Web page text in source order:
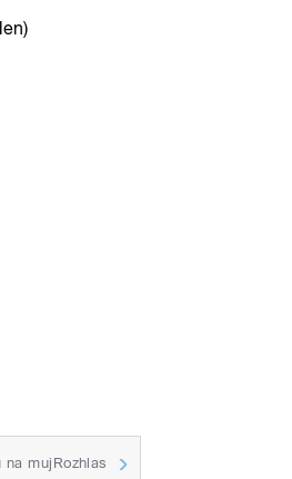
mujRozhlas